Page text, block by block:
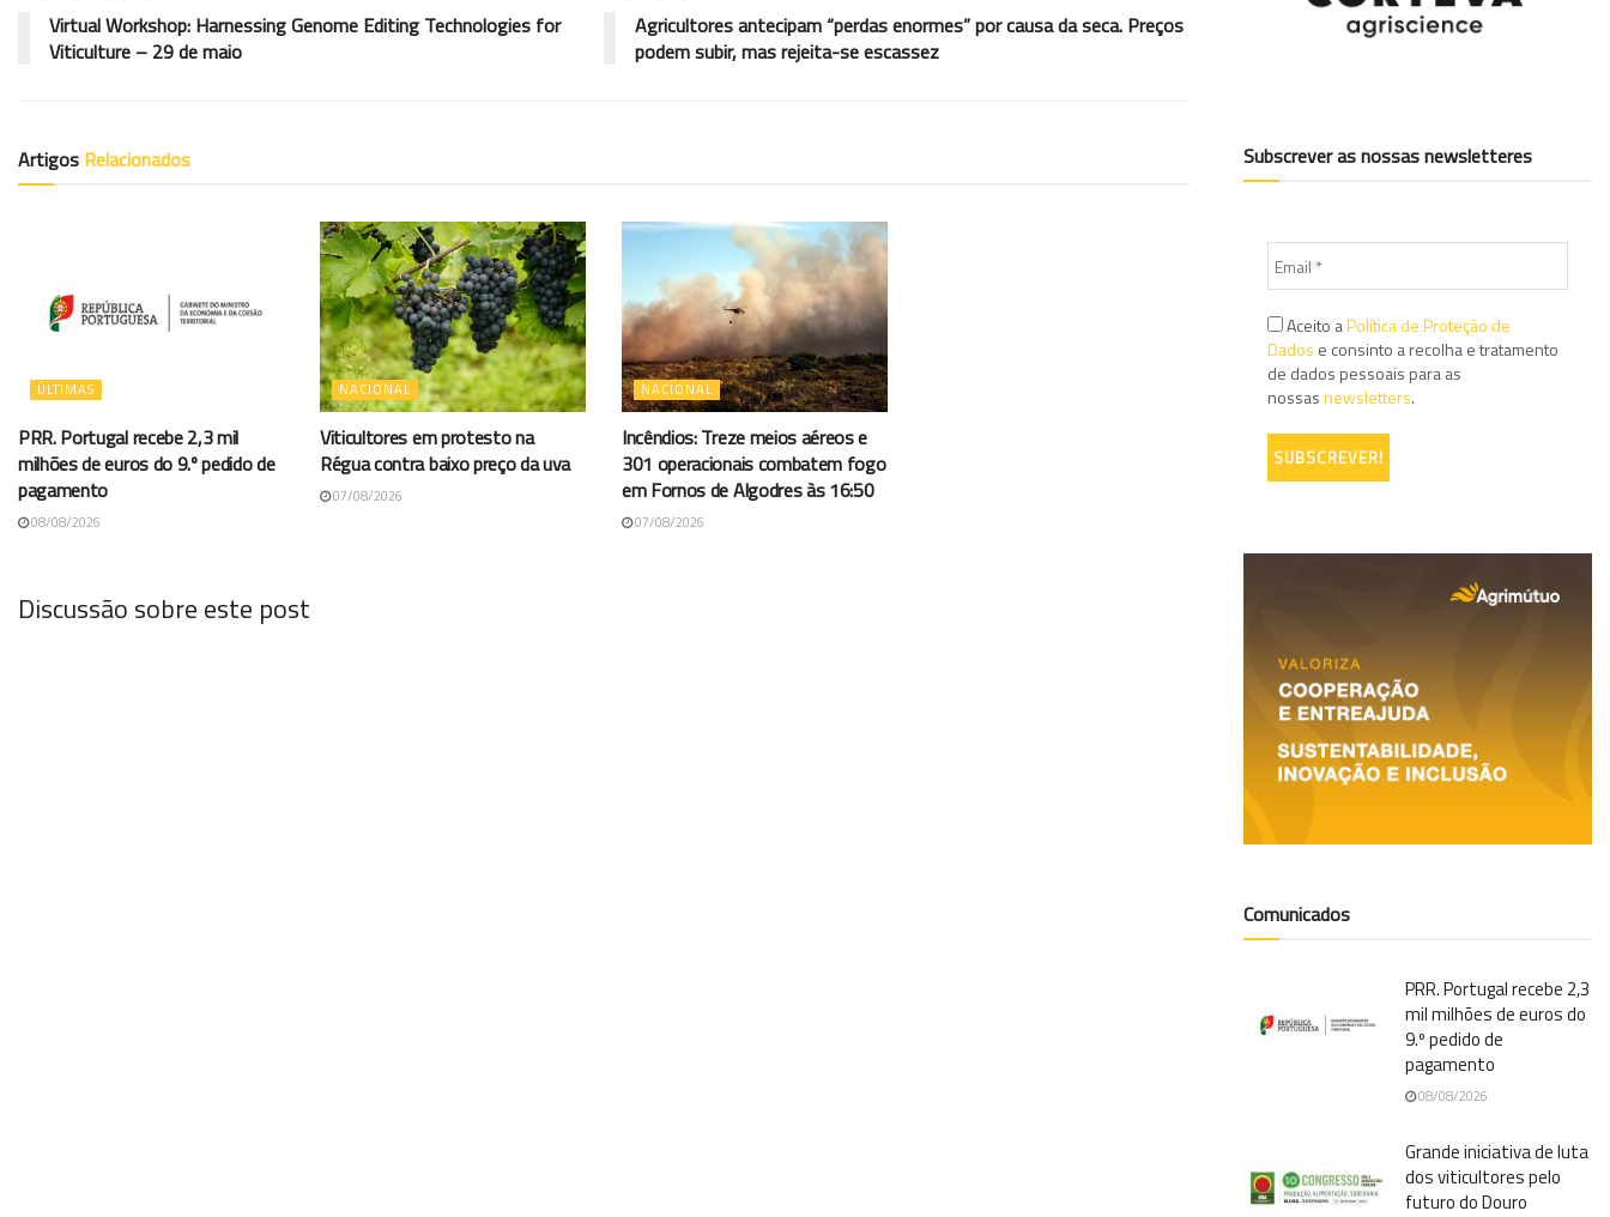
Virtual Workshop: Harnessing Genome Editing Technologies for
Viticulture – 29 de maio
Agricultores antecipam “perdas enormes” por causa da seca. Preços
podem subir, mas rejeita-se escassez
Artigos Relacionados
ÚLTIMAS
PRR. Portugal recebe 2,3 mil
milhões de euros do 9.º pedido de
pagamento
08/08/2026
NACIONAL
Viticultores em protesto na
Régua contra baixo preço da uva
07/08/2026
NACIONAL
Incêndios: Treze meios aéreos e
301 operacionais combatem fogo
em Fornos de Algodres às 16:50
07/08/2026
Discussão sobre este post
Subscrever as nossas newsletteres
Aceito aPolítica de Proteção de
Dados e consinto a recolha e tratamento
de dados pessoais para as
nossasnewsletters.
Comunicados
PRR. Portugal recebe 2,3
mil milhões de euros do
9.º pedido de
pagamento
08/08/2026
Grande iniciativa de luta
dos viticultores pelo
futuro do Douro